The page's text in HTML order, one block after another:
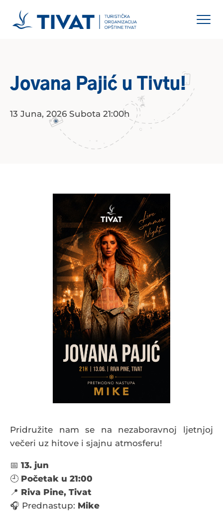
Jovana Pajić u Tivtu!
13 Juna, 2026 Subota 21:00h
Pridružite nam se na nezaboravnoj ljetnjoj
večeri uz hitove i sjajnu atmosferu!
📅 13. jun
🕘 Početak u 21:00
📍 Riva Pine, Tivat
🎧 Prednastup: Mike